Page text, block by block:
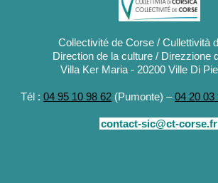
Collectivité de Corse / Cullettività
Direction de la culture / Direzzione
Villa Ker Maria - 20200 Ville Di
Tél : 04 95 10 98 62 (Pumonte) –04 20 03
contact-sic@ct-corse.fr